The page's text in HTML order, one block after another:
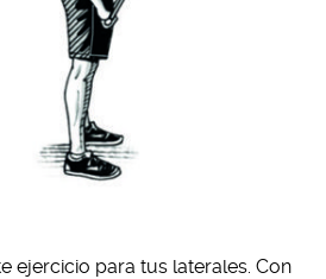
ejercicio para tus laterales. Con